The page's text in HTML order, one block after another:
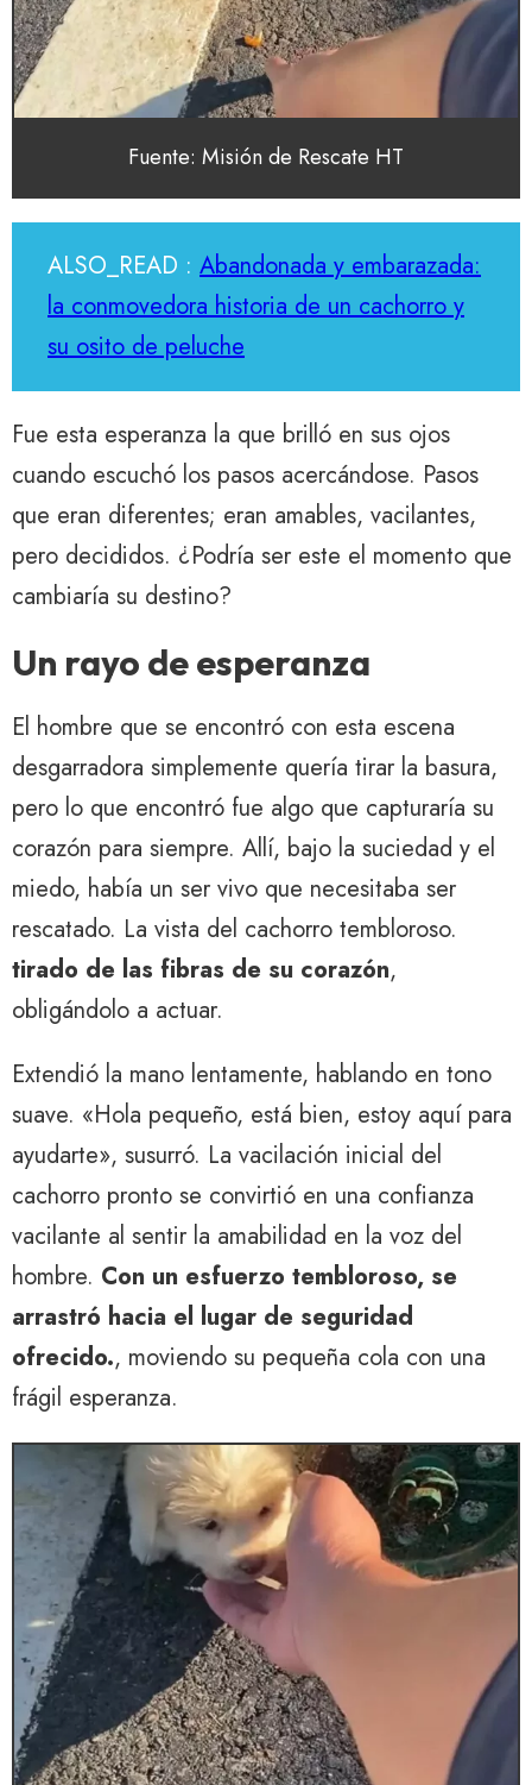
Fuente: Misión de Rescate HT
ALSO_READ : Abandonada y embarazada:
la conmovedora historia de un cachorro y
su osito de peluche
Fue esta esperanza la que brilló en sus ojos
cuando escuchó los pasos acercándose. Pasos
que eran diferentes; eran amables, vacilantes,
pero decididos. ¿Podría ser este el momento que
cambiaría su destino?
Un rayo de esperanza
El hombre que se encontró con esta escena
desgarradora simplemente quería tirar la basura,
pero lo que encontró fue algo que capturaría su
corazón para siempre. Allí, bajo la suciedad y el
miedo, había un ser vivo que necesitaba ser
rescatado. La vista del cachorro tembloroso.
tirado de las fibras de su corazón,
obligándolo a actuar.
Extendió la mano lentamente, hablando en tono
suave. «Hola pequeño, está bien, estoy aquí para
ayudarte», susurró. La vacilación inicial del
cachorro pronto se convirtió en una confianza
vacilante al sentir la amabilidad en la voz del
hombre. Con un esfuerzo tembloroso, se
arrastró hacia el lugar de seguridad
ofrecido., moviendo su pequeña cola con una
frágil esperanza.